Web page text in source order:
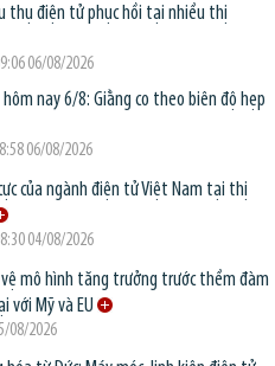
thụ điện tử phục hồi tại nhiều thị
06/08/2026
nay 6/8: Giằng co theo biên độ hẹp
06/08/2026
của ngành điện tử Việt Nam tại thị
04/08/2026
vệ mô hình tăng trưởng trước thềm đàm
Mỹ và EU
08/2026